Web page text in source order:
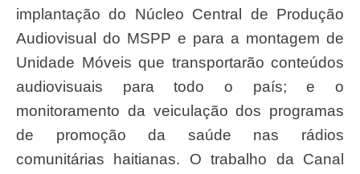
implantação do Núcleo Central de Produção
Audiovisual do MSPP e para a montagem de
Unidade Móveis que transportarão conteúdos
audiovisuais para todo o país; e o
monitoramento da veiculação dos programas
de promoção da saúde nas rádios
comunitárias haitianas. O trabalho da Canal